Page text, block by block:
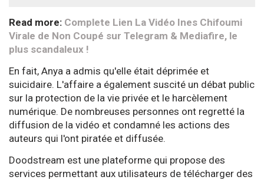
Read more: Complete Lien La Vidéo Ines Chifoumi
Virale de Non Coupé sur Telegram & Mediafire, le
plus scandaleux !
En fait, Anya a admis qu'elle était déprimée et
suicidaire. L'affaire a également suscité un débat public
sur la protection de la vie privée et le harcèlement
numérique. De nombreuses personnes ont regretté la
diffusion de la vidéo et condamné les actions des
auteurs qui l'ont piratée et diffusée.
Doodstream est une plateforme qui propose des
services permettant aux utilisateurs de télécharger des